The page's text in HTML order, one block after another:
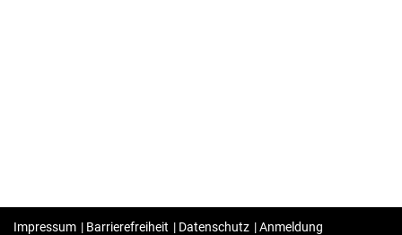
Impressum | Barrierefreiheit | Datenschutz |Anmeldung